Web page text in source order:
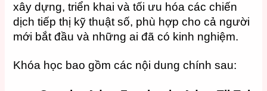
xây dựng, triển khai và tối ưu hóa các chiến
dịch tiếp thị kỹ thuật số, phù hợp cho cả người
mới bắt đầu và những ai đã có kinh nghiệm.
Khóa học bao gồm các nội dung chính sau: